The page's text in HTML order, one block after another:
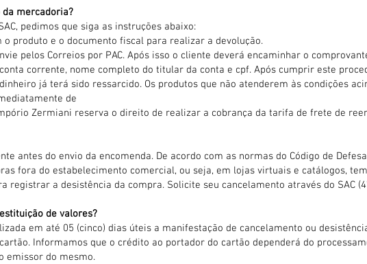
da mercadoria?
pedimos que siga as instruções abaixo:
produto e o documento fiscal para realizar a devolução.
pelos Correios por PAC. Após isso o cliente deverá encaminhar o
corrente, nome completo do titular da conta e cpf. Após cumprir este
já terá sido ressarcido. Os produtos que não atenderem às condições
de
Zermiani reserva o direito de realizar a cobrança da tarifa de frete de
antes do envio da encomenda. De acordo com as normas do Código de
fora do estabelecimento comercial, ou seja, em lojas virtuais e catálogos,
registrar a desistência da compra. Solicite seu cancelamento através do SAC
de valores?
em até 05 (cinco) dias úteis a manifestação de cancelamento ou
Informamos que o crédito ao portador do cartão dependerá do
emissor do mesmo.